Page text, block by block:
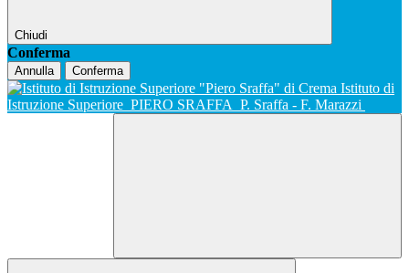
Chiudi
Conferma
Annulla Conferma
Istituto di
Istruzione Superiore PIERO SRAFFA P. Sraffa - F. Marazzi